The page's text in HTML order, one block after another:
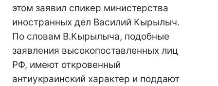
этом заявил спикер министерства
иностранных дел Василий Кырылыч.
По словам В.Кырылыча, подобные
заявления высокопоставленных лиц
РФ, имеют откровенный
антиукраинский характер и поддают